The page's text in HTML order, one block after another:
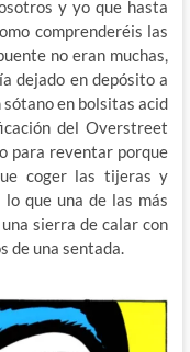
y yo que hasta
comprenderéis las
no eran muchas,
dejado en depósito a
sótano en bolsitas acid
del Overstreet
para reventar porque
coger las tijeras y
que una de las más
sierra de calar con
de una sentada.